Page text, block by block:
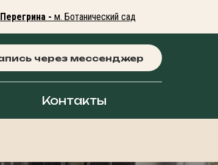
- м. Ботанический сад
через мессенджер
Контакты